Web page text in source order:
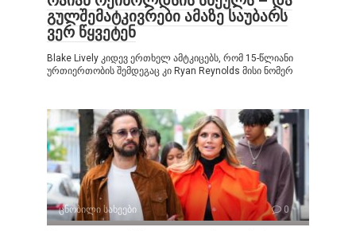
გულშემატკივრები ამაზე საუბარს
ვერ წყვეტენ
Blake Lively კიდევ ერთხელ ამტკიცებს, რომ 15-წლიანი
ურთიერთობის შემდეგაც კი Ryan Reynolds მისი ნომერ
ცნობილი სახეები 0